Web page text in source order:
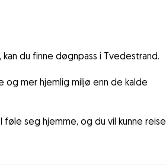
du finne døgnpass i Tvedestrand.
og mer hjemlig miljø enn de kalde
seg hjemme, og du vil kunne reise